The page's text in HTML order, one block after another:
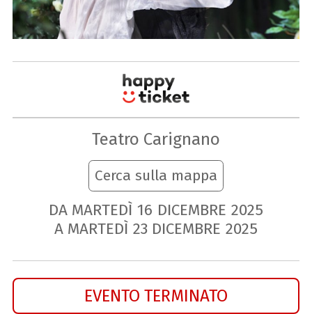
Teatro Carignano
Cerca sulla mappa
DA MARTEDÌ 16 DICEMBRE 2025
A MARTEDÌ 23 DICEMBRE 2025
EVENTO TERMINATO